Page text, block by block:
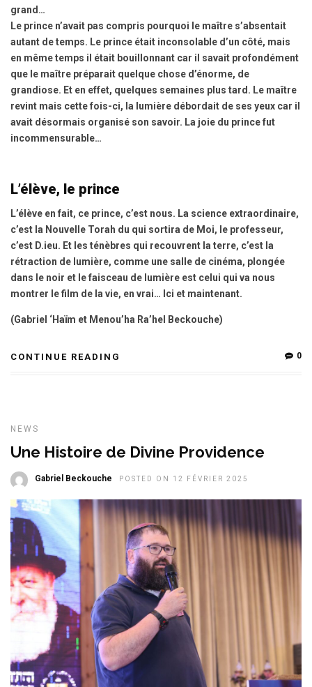
grand…
Le prince n’avait pas compris pourquoi le maître s’absentait
autant de temps. Le prince était inconsolable d’un côté, mais
en même temps il était bouillonnant car il savait profondément
que le maître préparait quelque chose d’énorme, de
grandiose. Et en effet, quelques semaines plus tard. Le maître
revint mais cette fois-ci, la lumière débordait de ses yeux car il
avait désormais organisé son savoir. La joie du prince fut
incommensurable…
L’élève, le prince
L’élève en fait, ce prince, c’est nous. La science extraordinaire,
c’est la Nouvelle Torah du qui sortira de Moi, le professeur,
c’est D.ieu. Et les ténèbres qui recouvrent la terre, c’est la
rétraction de lumière, comme une salle de cinéma, plongée
dans le noir et le faisceau de lumière est celui qui va nous
montrer le film de la vie, en vrai… Ici et maintenant.
(Gabriel ‘Haïm et Menou’ha Ra’hel Beckouche)
CONTINUE READING 0
NEWS
Une Histoire de Divine Providence
Gabriel Beckouche POSTED ON 12 FÉVRIER 2025